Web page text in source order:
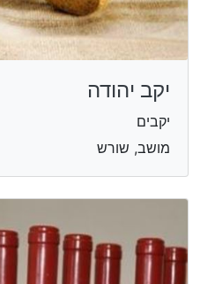
יקב יהודה
יקבים
מושב, שורש